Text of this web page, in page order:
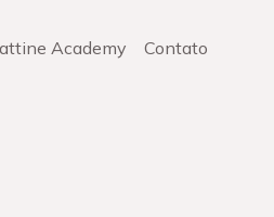
Academy Contato